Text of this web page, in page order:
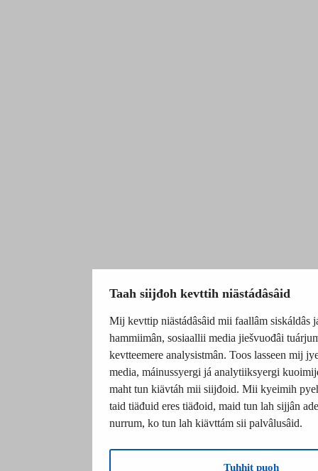
Taah siijđoh kevttih niästádâsâid
Mij kevttip niästádâsâid mii faallâm siskáldâs
hammiimân, sosiaallii media jiešvuođâi
kevtteemere analysistmân. Toos lasseen mij
media, máinussyergi já analytiiksyergi
maht tun kiävtáh mii siijđoid. Mii kyeimih
taid tiäđuid eres tiäđoid, maid tun lah sijjân
nurrum, ko tun lah kiävttám sii palvâlusâid.
Tuhhit puoh